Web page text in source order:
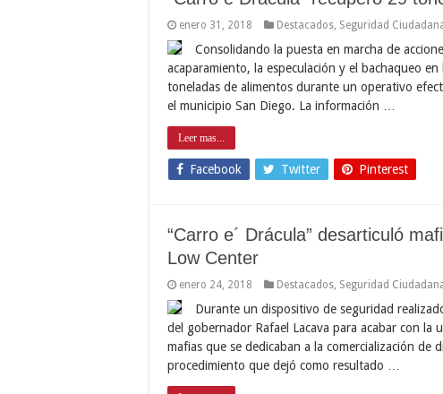
enero 31, 2018 Destacados Seguridad
Consolidando la puesta en marcha de
acaparamiento, la especulación y el bachaqueo en
toneladas de alimentos durante un operativo
el municipio San Diego. La información …
Leer mas...
Facebook Twitter Pinterest
“Carro e´ Drácula” desarticuló
Low Center
enero 24, 2018 Destacados Seguridad
Durante un dispositivo de seguridad
del gobernador Rafael Lacava para acabar con la
mafias que se dedicaban a la comercialización de
procedimiento que dejó como resultado …